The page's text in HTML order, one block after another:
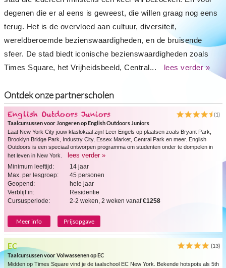
degenen die er al eens is geweest, die willen graag nog eens
terug. Het is de overvloed aan cultuur, diversiteit,
wereldberoemde bezienswaardigheden, en de bruisende
sfeer. De stad biedt iconische bezienswaardigheden zoals
Times Square, het Vrijheidsbeeld, Central...
lees verder »
Ontdek onze partnerscholen
English Outdoors Juniors
(1)
Taalcursussen voor Jongeren op English Outdoors Juniors
Laat New York City jouw klaslokaal zijn! Leer Engels op plaatsen zoals Bryant Park,
Brooklyn Bridge Park, Industry City, Essex Market, Central Park en meer. English
Outdoors is een speciaal ontworpen programma om studenten onder te dompelen in
het leven in New York.
lees verder »
Minimum leeftijd:
14 jaar
Max. per lesgroep:
45 personen
Geopend:
hele jaar
Verblijf in:
Residentie
Cursusperiode:
2-2 weken, 2 weken vanaf€1258
Meer info Prijsopgave
EC
(13)
Taalcursussen voor Volwassenen op EC
Midden op Times Square vind je de taalschool EC New York. Bekende hotspots als 5th